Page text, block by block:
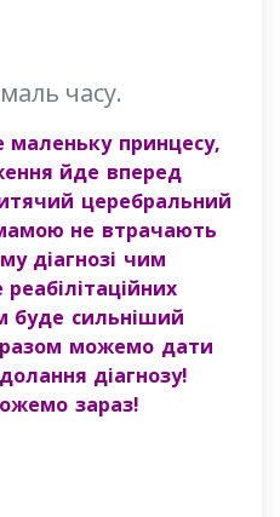
часу.
принцесу,
йде вперед
церебральний
не втрачають
діагнозі чим
буде сильніший
можемо дати
діагнозу!
зараз!